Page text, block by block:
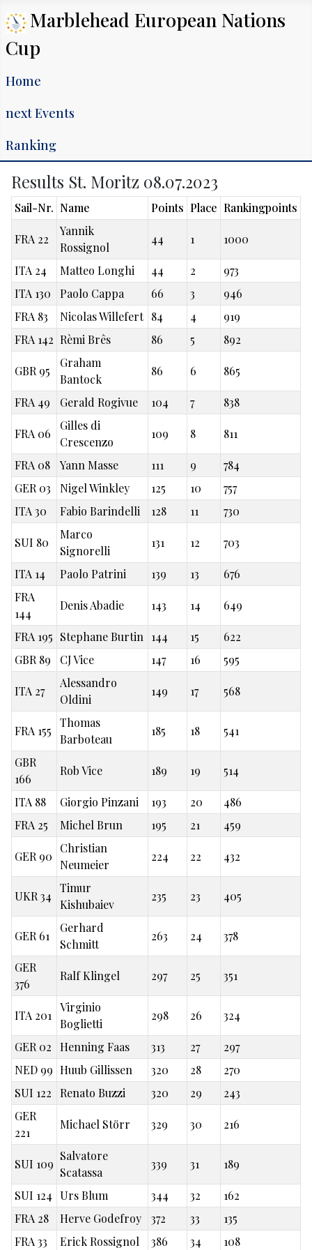
Marblehead European Nations
Cup
Home
next Events
Ranking
Results St. Moritz 08.07.2023
Sail-Nr. Name Points Place Rankingpoints
FRA 22
Yannik
Rossignol
44 1 1000
ITA 24 Matteo Longhi 44 2
973
ITA 130
Paolo Cappa 66 3
946
FRA 83
Nicolas Willefert 84 4
919
FRA 142 Rèmi Brês 86 5 892
GBR 95
Graham
Bantock
86 6 865
FRA 49 Gerald Rogivue 104 7 838
FRA 06
Gilles di
Crescenzo
109 8 811
FRA 08 Yann Masse 111 9
784
GER 03
Nigel Winkley 125 10
757
ITA 30
Fabio Barindelli 128 11 730
SUI 80
Marco
Signorelli
131 12 703
ITA 14 Paolo Patrini 139 13
676
FRA
144
Denis Abadie 143 14 649
FRA 195 Stephane Burtin 144 15
622
GBR 89
CJ Vice 147 16 595
ITA 27
Alessandro
Oldini
149 17 568
FRA 155
Thomas
Barboteau
185 18 541
GBR
166
Rob Vice 189 19 514
ITA 88 Giorgio Pinzani 193 20
486
FRA 25
Michel Brun 195 21 459
GER 90
Christian
Neumeier
224 22 432
UKR 34
Timur
Kishubaiev
235 23 405
GER 61
Gerhard
Schmitt
263 24 378
GER
376
Ralf Klingel 297 25 351
ITA 201
Virginio
Boglietti
298 26 324
GER 02 Henning Faas 313 27
297
NED 99 Huub Gillissen 320 28
270
SUI 122
Renato Buzzi 320 29
243
GER
221
Michael Störr 329 30 216
SUI 109
Salvatore
Scatassa
339 31 189
SUI 124 Urs Blum 344 32
162
FRA 28
Herve Godefroy 372 33
135
FRA 33
Erick Rossignol 386 34 108